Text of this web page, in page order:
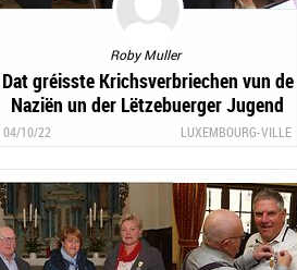
Roby Muller
Dat gréisste Krichsverbriechen vun de
Naziën un der Lëtzebuerger Jugend
04/10/22 LUXEMBOURG-VILLE